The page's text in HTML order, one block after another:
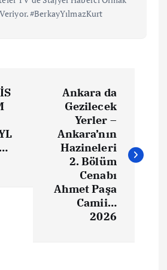
#BerkayYılmazKurt
Ankara da
Gezilecek
Yerler –
Ankara’nın
Hazineleri
2. Bölüm
Cenabı
Ahmet Paşa
Camii…
2026